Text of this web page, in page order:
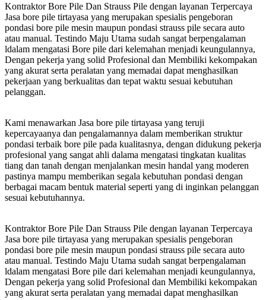
Kontraktor Bore Pile Dan Strauss Pile dengan layanan Terpercaya
Jasa bore pile tirtayasa yang merupakan spesialis pengeboran
pondasi bore pile mesin maupun pondasi strauss pile secara auto
atau manual. Testindo Maju Utama sudah sangat berpengalaman
ldalam mengatasi Bore pile dari kelemahan menjadi keungulannya,
Dengan pekerja yang solid Profesional dan Membiliki kekompakan
yang akurat serta peralatan yang memadai dapat menghasilkan
pekerjaan yang berkualitas dan tepat waktu sesuai kebutuhan
pelanggan.
Kami menawarkan Jasa bore pile tirtayasa yang teruji
kepercayaanya dan pengalamannya dalam memberikan struktur
pondasi terbaik bore pile pada kualitasnya, dengan didukung pekerja
profesional yang sangat ahli dalama mengatasi tingkatan kualitas
tiang dan tanah dengan menjalankan mesin handal yang moderen
pastinya mampu memberikan segala kebutuhan pondasi dengan
berbagai macam bentuk material seperti yang di inginkan pelanggan
sesuai kebutuhannya.
Kontraktor Bore Pile Dan Strauss Pile dengan layanan Terpercaya
Jasa bore pile tirtayasa yang merupakan spesialis pengeboran
pondasi bore pile mesin maupun pondasi strauss pile secara auto
atau manual. Testindo Maju Utama sudah sangat berpengalaman
ldalam mengatasi Bore pile dari kelemahan menjadi keungulannya,
Dengan pekerja yang solid Profesional dan Membiliki kekompakan
yang akurat serta peralatan yang memadai dapat menghasilkan